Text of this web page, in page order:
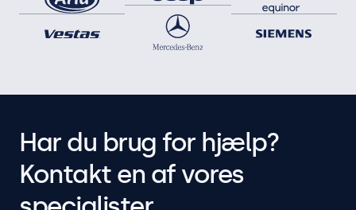
Har du brug for hjælp?
Kontakt en af vores